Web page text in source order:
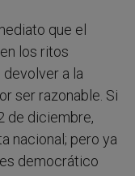
que el
los ritos
a la
ser razonable. Si
de diciembre,
nacional; pero ya
democrático